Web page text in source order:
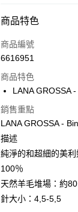
付款方式
信用卡一次付款
Apple Pay
街口支付
運送方式
全家取貨付款
商品特色
商品編號
6616951
商品特色
LANA GROSSA
銷售重點
LANA GROSSA -
描述
純淨的和超細的美
100％
天然羊毛堆場：約
針大小：4,5-5,5